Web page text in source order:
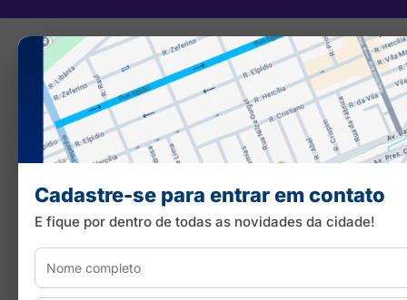
Cadastre-se para entrar em contato
E fique por dentro de todas as novidades da cidade!